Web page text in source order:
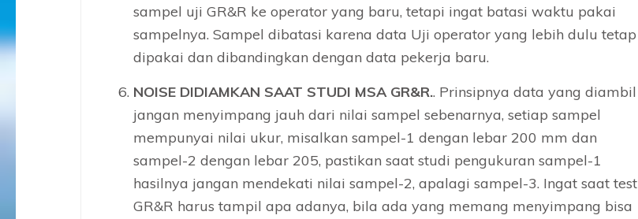
sampel uji GR&R ke operator yang baru, tetapi ingat batasi waktu pakai
sampelnya. Sampel dibatasi karena data Uji operator yang lebih dulu tetap
dipakai dan dibandingkan dengan data pekerja baru.
NOISE DIDIAMKAN SAAT STUDI MSA GR&R.. Prinsipnya data yang diambil
jangan menyimpang jauh dari nilai sampel sebenarnya, setiap sampel
mempunyai nilai ukur, misalkan sampel-1 dengan lebar 200 mm dan
sampel-2 dengan lebar 205, pastikan saat studi pengukuran sampel-1
hasilnya jangan mendekati nilai sampel-2, apalagi sampel-3. Ingat saat test
GR&R harus tampil apa adanya, bila ada yang memang menyimpang bisa